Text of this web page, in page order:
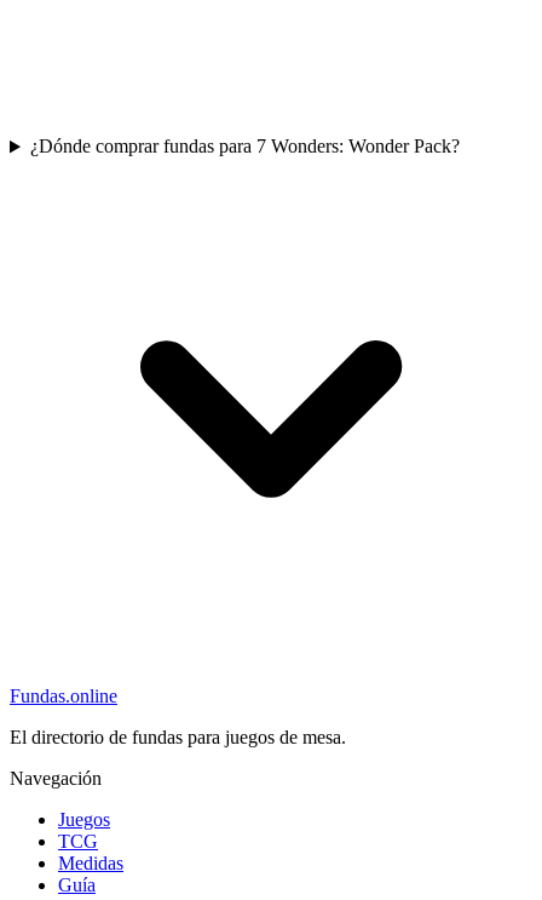
¿Dónde comprar fundas para 7 Wonders: Wonder Pack?
Fundas.online
El directorio de fundas para juegos de mesa.
Navegación
Juegos
TCG
Medidas
Guía